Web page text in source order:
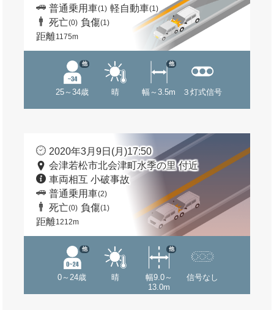
普通乗用車(1) 軽自動車(1)
死亡(0) 負傷(1)
距離1175m
25～34歳
他
晴 幅～3.5m
他
３灯式信号
2020年3月9日(月)17:50
会津若松市北会津町水季の里 付近
車両相互 小破事故
普通乗用車(2)
死亡(0) 負傷(1)
距離1212m
0～24歳
他
晴
幅9.0～
13.0m
他
信号なし